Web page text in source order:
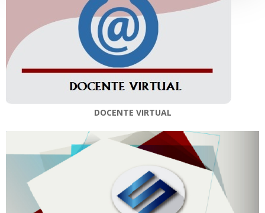
DOCENTE VIRTUAL